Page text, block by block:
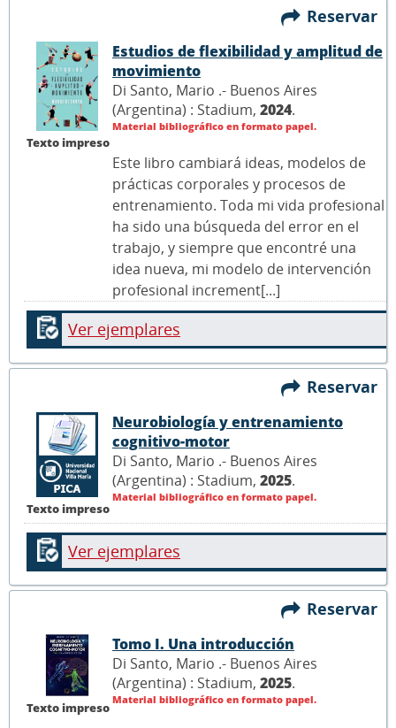
Reservar
Texto impreso
Estudios de flexibilidad y amplitud de
movimiento
Di Santo, Mario .- Buenos Aires
(Argentina) : Stadium, 2024.
Material bibliográfico en formato papel.
Este libro cambiará ideas, modelos de
prácticas corporales y procesos de
entrenamiento. Toda mi vida profesional
ha sido una búsqueda del error en el
trabajo, y siempre que encontré una
idea nueva, mi modelo de intervención
profesional increment[...]
Ver ejemplares
Reservar
Texto impreso
Neurobiología y entrenamiento
cognitivo-motor
Di Santo, Mario .- Buenos Aires
(Argentina) : Stadium, 2025.
Material bibliográfico en formato papel.
Ver ejemplares
Reservar
Texto impreso
Tomo I. Una introducción
Di Santo, Mario .- Buenos Aires
(Argentina) : Stadium, 2025.
Material bibliográfico en formato papel.